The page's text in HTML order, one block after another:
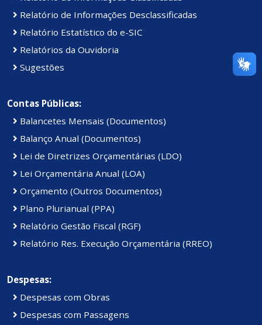
Relatório de Informações Desclassificadas
Relatório Estatístico do e-SIC
Relatórios da Ouvidoria
Sugestões
Contas Públicas:
Balancetes Mensais (Documentos)
Balanço Anual (Documentos)
Lei de Diretrizes Orçamentárias (LDO)
Lei Orçamentária Anual (LOA)
Orçamento (Outros Documentos)
Plano Plurianual (PPA)
Relatório Gestão Fiscal (RGF)
Relatório Res. Execução Orçamentária (RREO)
Despesas:
Despesas com Obras
Despesas com Passagens